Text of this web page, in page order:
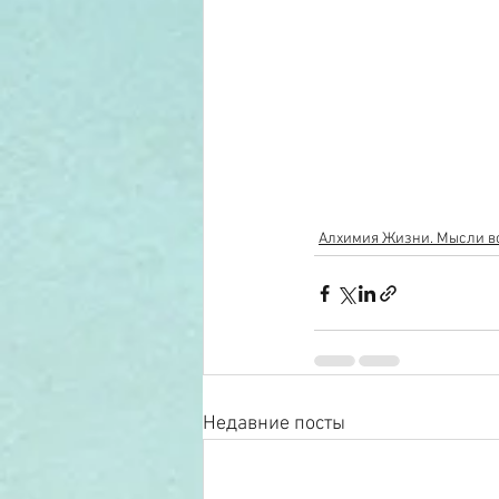
Алхимия Жизни. Мысли
Недавние посты